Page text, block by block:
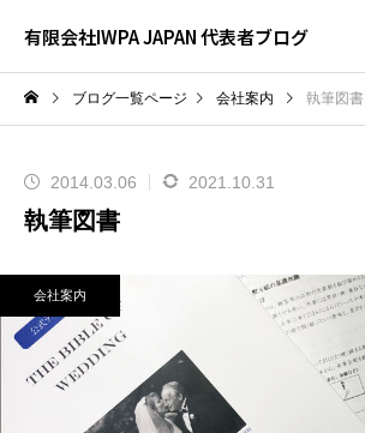
有限会社IWPA JAPAN 代表者ブログ
ブログ一覧ページ 会社案内 執筆図書
2014.03.06 2021.10.31
執筆図書
会社案内